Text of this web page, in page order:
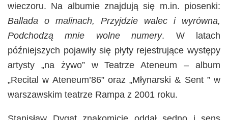
wieczoru. Na albumie znajdują się m.in. piosenki:
Ballada o malinach, Przyjdzie walec i wyrówna,
Podchodzą mnie wolne numery. W latach
późniejszych pojawiły się płyty rejestrujące występy
artysty „na żywo” w Teatrze Ateneum – album
„Recital w Ateneum’86” oraz „Młynarski & Sent ” w
warszawskim teatrze Rampa z 2001 roku.